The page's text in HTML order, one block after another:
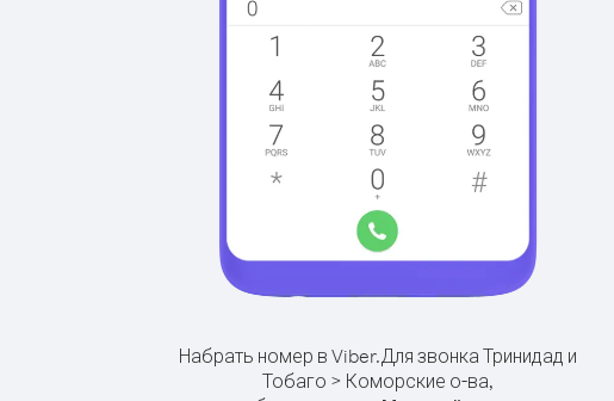
Набрать номер в Viber.Для звонка Тринидад и
Тобаго > Коморские о-ва,